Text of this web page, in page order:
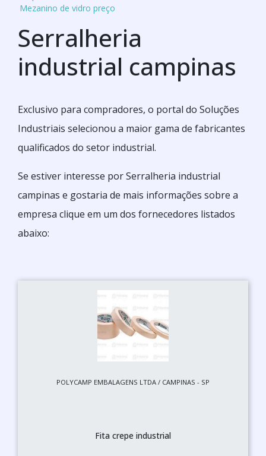
Mezanino de vidro preço
Serralheria
industrial campinas
Exclusivo para compradores, o portal do Soluções
Industriais selecionou a maior gama de fabricantes
qualificados do setor industrial.
Se estiver interesse por Serralheria industrial
campinas e gostaria de mais informações sobre a
empresa clique em um dos fornecedores listados
abaixo:
POLYCAMP EMBALAGENS LTDA / CAMPINAS - SP
Fita crepe industrial